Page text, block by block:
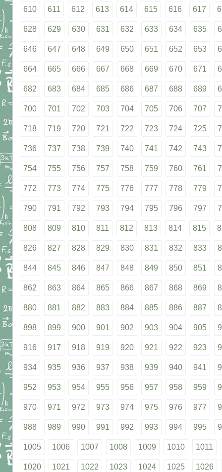
610 611 612 613 614 615 616 617
628 629 630 631 632 633 634 635
646 647 648 649 650 651 652 653
664 665 666 667 668 669 670 671
682 683 684 685 686 687 688 689
700 701 702 703 704 705 706 707
718 719 720 721 722 723 724 725
736 737 738 739 740 741 742 743
754 755 756 757 758 759 760 761
772 773 774 775 776 777 778 779
790 791 792 793 794 795 796 797
808 809 810 811 812 813 814 815
826 827 828 829 830 831 832 833
844 845 846 847 848 849 850 851
862 863 864 865 866 867 868 869
880 881 882 883 884 885 886 887
898 899 900 901 902 903 904 905
916 917 918 919 920 921 922 923
934 935 936 937 938 939 940 941
952 953 954 955 956 957 958 959
970 971 972 973 974 975 976 977
988 989 990 991 992 993 994 995
1005 1006 1007 1008 1009 1010 1011
1020 1021 1022 1023 1024 1025 1026